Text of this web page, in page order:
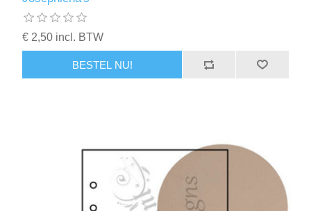
€ 2,50 incl. BTW
BESTEL NU!